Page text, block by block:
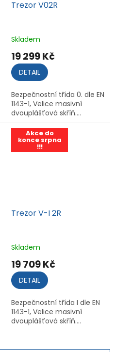
Trezor V02R
Skladem
19 299 Kč
DETAIL
Bezpečnostní třída 0. dle EN
1143-1, Velice masivní
dvouplášťová skříň....
Akce do
konce srpna
!!!
Trezor V-I 2R
Skladem
19 709 Kč
DETAIL
Bezpečnostní třída I dle EN
1143-1, Velice masivní
dvouplášťová skříň....